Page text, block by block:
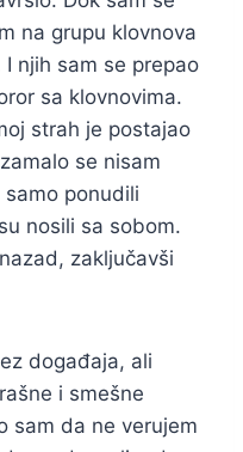
na grupu klovnova
njih sam se prepao
sa klovnovima.
strah je postajao
se nisam
ponudili
nosili sa sobom.
zaključavši
događaja, ali
i smešne
sam da ne verujem